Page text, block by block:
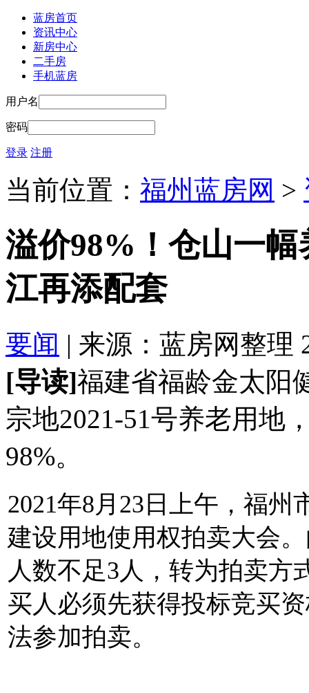
蓝房首页
资讯中心
新房中心
二手房
手机蓝房
用户名
密码
登录 注册
当前位置： 福州蓝房网 >
溢价98%！仓山一
江再添配套
要闻 | 来源：蓝房网整理
[导读]福建省福龄金太阳
宗地2021-51号养老用地
98%。
2021年8月23日上午，福
建设用地使用权拍卖大会
人数不足3人，转为拍卖方
买人必须先获得投标竞买
法参加拍卖。